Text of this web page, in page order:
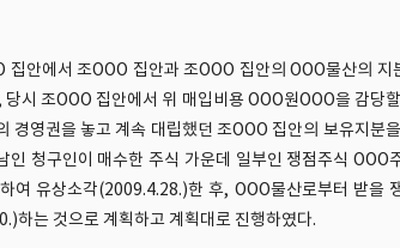
안에서 조OOO 집안과 조OOO 집안의 OOO물산의 지
시 조OOO 집안에서 위 매입비용 OOO원OOO을 감당
경영권을 놓고 계속 대립했던 조OOO 집안의 보유지분
청구인이 매수한 주식 가운데 일부인 쟁점주식 OOO
여 유상소각(2009.4.28.)한 후, OOO물산로부터 받을
하는 것으로 계획하고 계획대로 진행하였다.